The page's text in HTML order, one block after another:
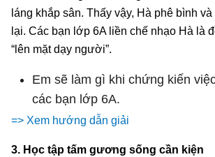
láng khắp sân. Thấy vậy, Hà phê bình
lại. Các bạn lớp 6A liền chế nhạo Hà là
“lên mặt dạy người”.
Em sẽ làm gì khi chứng kiến
các bạn lớp 6A.
=> Xem hướng dẫn giải
3. Học tập tấm gương sống cần kiện